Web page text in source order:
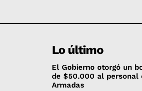
Lo último
El Gobierno otorgó un
de $50.000 al personal
Armadas